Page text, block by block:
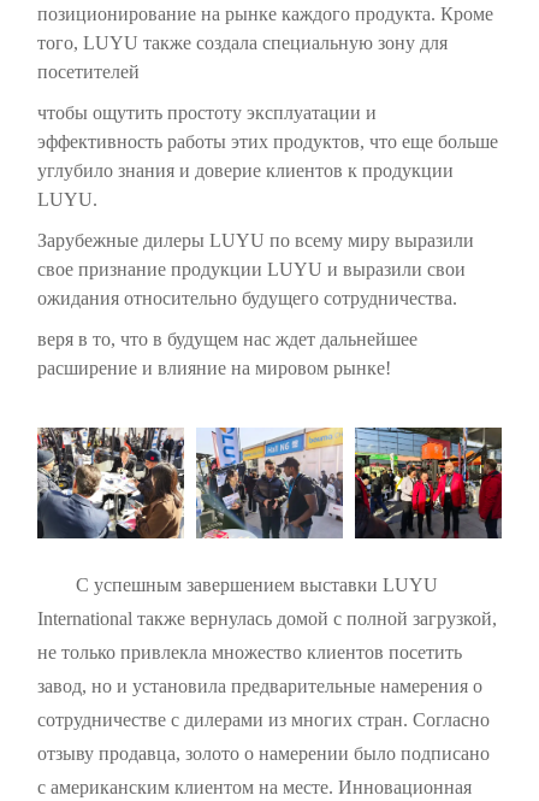
позиционирование на рынке каждого продукта. Кроме
того, LUYU также создала специальную зону для
посетителей
чтобы ощутить простоту эксплуатации и
эффективность работы этих продуктов, что еще больше
углубило знания и доверие клиентов к продукции
LUYU.
Зарубежные дилеры LUYU по всему миру выразили
свое признание продукции LUYU и выразили свои
ожидания относительно будущего сотрудничества.
веря в то, что в будущем нас ждет дальнейшее
расширение и влияние на мировом рынке!
С успешным завершением выставки LUYU
International также вернулась домой с полной загрузкой,
не только привлекла множество клиентов посетить
завод, но и установила предварительные намерения о
сотрудничестве с дилерами из многих стран. Согласно
отзыву продавца, золото о намерении было подписано
с американским клиентом на месте. Инновационная